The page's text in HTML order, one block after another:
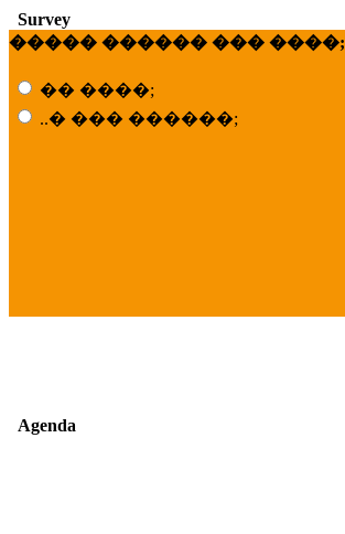
Survey
����� ������ ��� ����;
�� ����;
..� ��� ������;
Agenda